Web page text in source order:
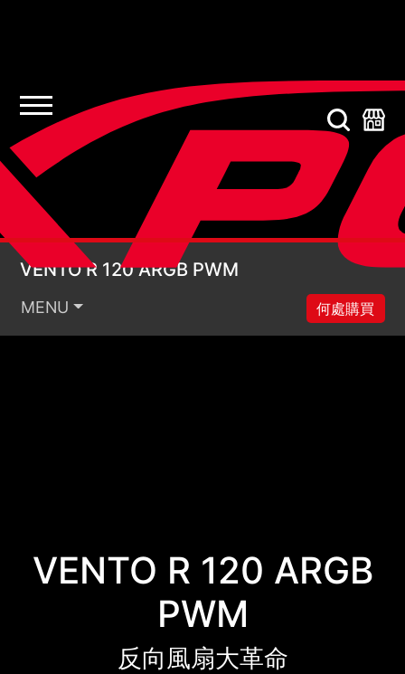
VENTO R 120 ARGB
VENTO R 120 ARGB PWM
MENU 何處購買
VENTO R 120 ARGB
PWM
反向風扇大革命